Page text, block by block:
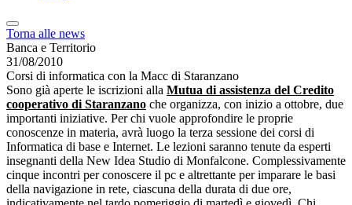
Torna alle news
Banca e Territorio
31/08/2010
Corsi di informatica con la Macc di Staranzano
Sono già aperte le iscrizioni alla Mutua di assistenza del Credito
cooperativo di Staranzano che organizza, con inizio a ottobre, due
importanti iniziative. Per chi vuole approfondire le proprie
conoscenze in materia, avrà luogo la terza sessione dei corsi di
Informatica di base e Internet. Le lezioni saranno tenute da esperti
insegnanti della New Idea Studio di Monfalcone. Complessivamente
cinque incontri per conoscere il pc e altrettante per imparare le basi
della navigazione in rete, ciascuna della durata di due ore,